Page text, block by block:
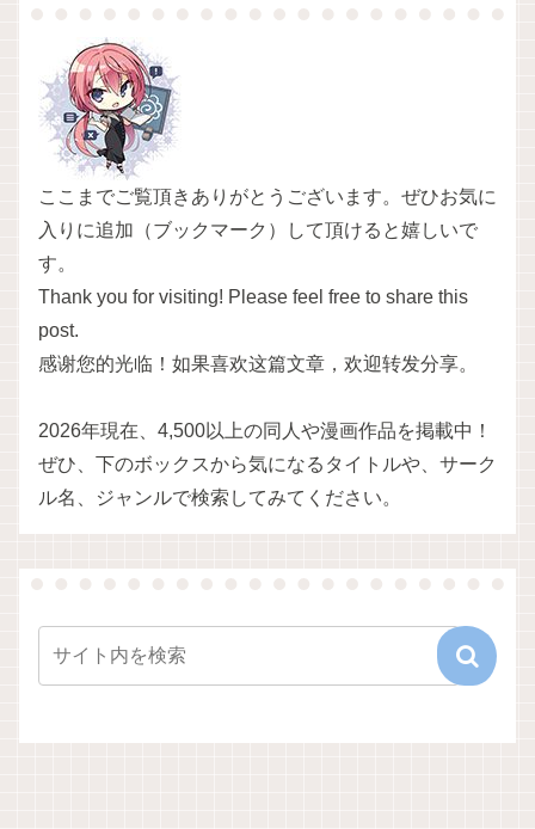
ここまでご覧頂きありがとうございます。ぜひお気に
入りに追加（ブックマーク）して頂けると嬉しいで
す。
Thank you for visiting! Please feel free to share this
post.
感谢您的光临！如果喜欢这篇文章，欢迎转发分享。
2026年現在、4,500以上の同人や漫画作品を掲載中！
ぜひ、下のボックスから気になるタイトルや、サーク
ル名、ジャンルで検索してみてください。